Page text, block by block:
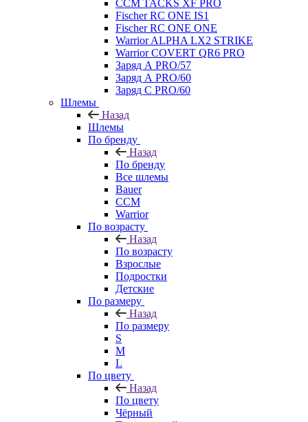
CCM TACKS XF PRO
Fischer RC ONE IS1
Fischer RC ONE ONE
Warrior ALPHA LX2 STRIKE
Warrior COVERT QR6 PRO
Заряд А PRO/57
Заряд А PRO/60
Заряд С PRO/60
Шлемы
Назад
Шлемы
По бренду
Назад
По бренду
Все шлемы
Bauer
CCM
Warrior
По возрасту
Назад
По возрасту
Взрослые
Подростки
Детские
По размеру
Назад
По размеру
S
M
L
По цвету
Назад
По цвету
Чёрный